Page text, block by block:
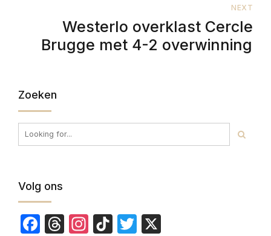
NEXT
Westerlo overklast Cercle
Brugge met 4-2 overwinning
Zoeken
Volg ons
Facebook
Threads
Instagram
TikTokTwitter